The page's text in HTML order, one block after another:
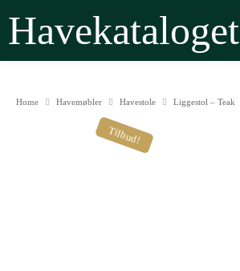
Havekataloget
Home Havemøbler Havestole Liggestol – Teak
Tilbud!